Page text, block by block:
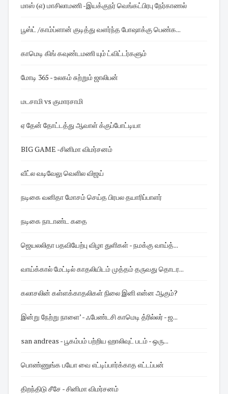
மாஸ் (எ) மாசிலாமணி -இயக்குநர் வெங்கட்பிரபு நேர்காணல்
பூஸ்ட் /காம்ப்ளான் குடித்து வளர்ந்த போஷாக்கு பெண்க...
காமெடி கிங் கவுண்டமணி யும் ட்விட்டர்களும்
மோடி 365 - உலகம் சுற்றும் ஜாலிபன்
மடசாமி vs குமாரசாமி
ஏ தேன் தோட்டத்து ஆவாள் க்குப்போட்டியா
BIG GAME -சினிமா விமர்சனம்
வீட்ல வடிவேலு வெளில விஜய்
நடிகை வனிதா மோசம் செய்த பிரபல தயாரிப்பாளர்
நடிகை நாடாண்ட கதை
ஜெயலலிதா பதவியேற்பு விழா துளிகள் - நமக்கு வாய்த்...
வாய்க்கால் மேட்டில் காதலியிடம் முத்தம் தருவது தொடர...
கலாசலின் கள்ளக்காதலிகள் நிலை இனி என்ன ஆகும்?
இன்று நேற்று நாளை’ - ஃபேண்டசி காமெடி த்ரில்லர் - ஜ...
san andreas - பூகம்பம் பற்றிய ஹாலிவுட் படம் - ஒரு...
பொண்ணுங்க பயோ வை எட்டிப்பார்க்காத எட்டப்பன்
திறந்திடு சீசே - சினிமா விமர்சனம்